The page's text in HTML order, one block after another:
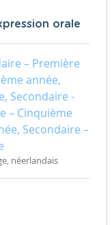
orale
– Première
année,
Secondaire -
– Cinquième
Secondaire –
néerlandais